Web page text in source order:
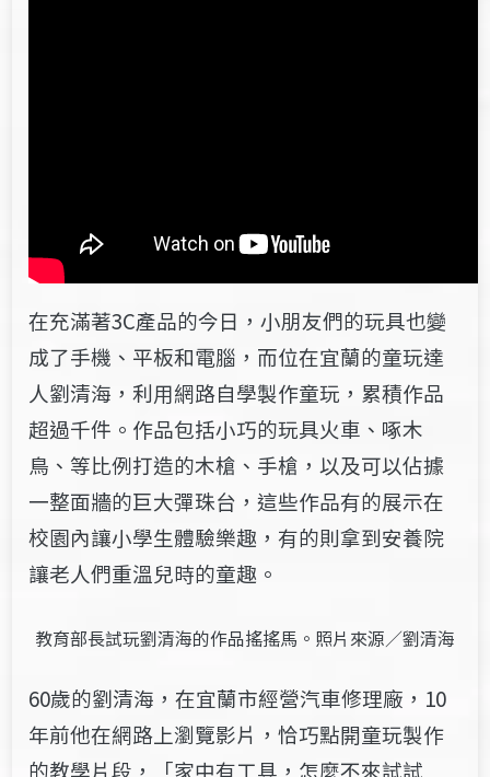
在充滿著3C產品的今日，小朋友們的玩具也變
成了手機、平板和電腦，而位在宜蘭的童玩達
人劉清海，利用網路自學製作童玩，累積作品
超過千件。作品包括小巧的玩具火車、啄木
鳥、等比例打造的木槍、手槍，以及可以佔據
一整面牆的巨大彈珠台，這些作品有的展示在
校園內讓小學生體驗樂趣，有的則拿到安養院
讓老人們重溫兒時的童趣。
教育部長試玩劉清海的作品搖搖馬。照片來源／劉清海
60歲的劉清海，在宜蘭市經營汽車修理廠，10
年前他在網路上瀏覽影片，恰巧點開童玩製作
的教學片段，「家中有工具，怎麼不來試試